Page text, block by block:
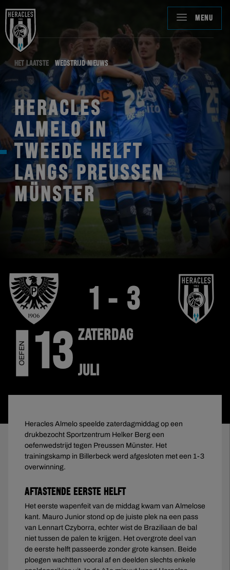
MENU
HET LAATSTE WEDSTRIJD NIEUWS
HERACLES
ALMELO IN
TWEEDE HELFT
LANGS PREUSSEN
MÜNSTER
OEFEN 13 ZATERDAG
JULI
1 - 3
Heracles Almelo speelde zaterdagmiddag op een
drukbezocht Sportzentrum Helker Berg een
oefenwedstrijd tegen Preussen Münster. Het
trainingskamp in Billerbeck werd afgesloten met een 1-3
overwinning.
Aftastende eerste helft
Het eerste wapenfeit van de middag kwam van Almelose
kant. Mauro Junior stond op de juiste plek na een pass
van Lennart Czyborra, echter wist de Braziliaan de bal
niet tussen de palen te krijgen. Het overgrote deel van
de eerste helft passeerde zonder grote kansen. Beide
ploegen wachtten vooral af en deelden slechts enkele